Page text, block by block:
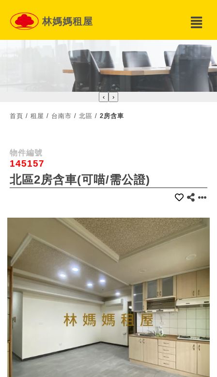
林媽媽租屋
‹ ›
首頁 / 租屋 / 台南市 / 北區 / 2房含車
物件編號
145157
北區2房含車(可喵/需公證)